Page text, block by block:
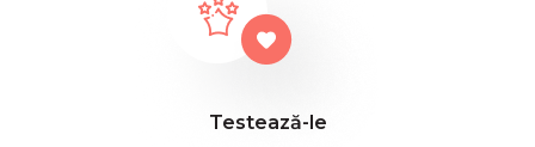
Testează-le